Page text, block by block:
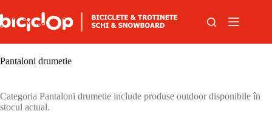
Pantaloni drumetie
Categoria Pantaloni drumetie include produse outdoor disponibile în
stocul actual.